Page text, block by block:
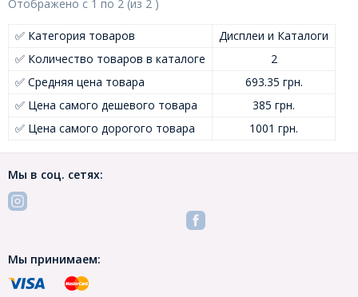
Отображено с 1 по 2 (из 2 )
✅ Категория товаров
Дисплеи и Каталоги
✅ Количество товаров в каталоге
2
✅ Средняя цена товара
693.35 грн.
✅ Цена самого дешевого товара
385 грн.
✅ Цена самого дорогого товара
1001 грн.
Мы в соц. сетях:
Мы принимаем: